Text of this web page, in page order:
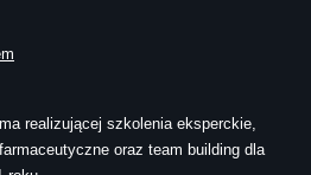
realizującej szkolenia eksperckie,
oraz team building dla